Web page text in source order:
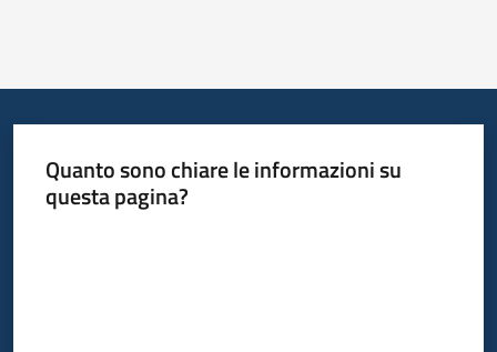
Quanto sono chiare le informazioni su
questa pagina?